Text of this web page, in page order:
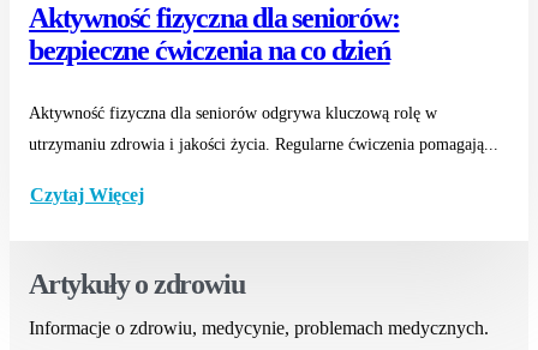
Aktywność fizyczna dla seniorów:
bezpieczne ćwiczenia na co dzień
Aktywność fizyczna dla seniorów odgrywa kluczową rolę w
utrzymaniu zdrowia i jakości życia. Regularne ćwiczenia pomagają...
Czytaj Więcej
Artykuły o zdrowiu
Informacje o zdrowiu, medycynie, problemach medycznych.